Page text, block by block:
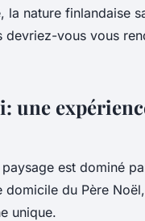
la nature finlandaise
devriez-vous vous
une
est dominé
du Père
unique.